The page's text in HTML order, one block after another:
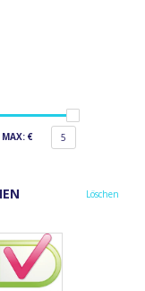
MAX: € 5
Löschen